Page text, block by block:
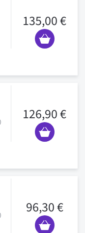
135,00 €
126,90 €
96,30 €